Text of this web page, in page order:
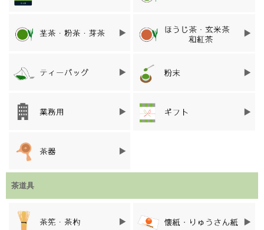
土壌。砂状の赤土が混ざっているので、排水がよく豊かな土壌を
また、矢作川で発生する川霧が気温の寒暖差を生み、旨みを多く
含むお茶が育ちます。
茶道具